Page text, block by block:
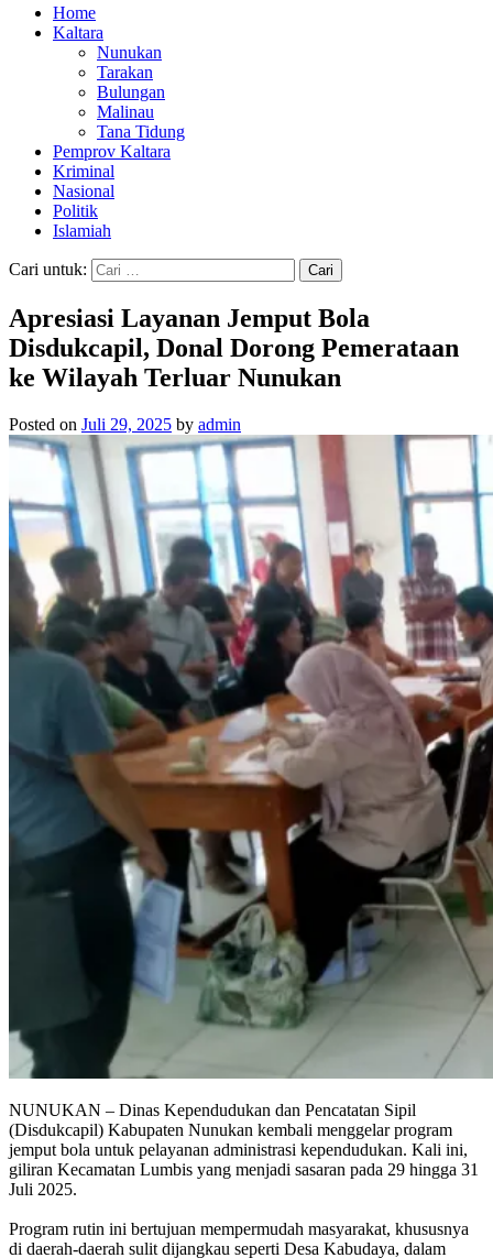
Home
Kaltara
Nunukan
Tarakan
Bulungan
Malinau
Tana Tidung
Pemprov Kaltara
Kriminal
Nasional
Politik
Islamiah
Cari untuk:
Apresiasi Layanan Jemput Bola
Disdukcapil, Donal Dorong Pemerataan
ke Wilayah Terluar Nunukan
Posted on Juli 29, 2025 by admin
NUNUKAN – Dinas Kependudukan dan Pencatatan Sipil
(Disdukcapil) Kabupaten Nunukan kembali menggelar program
jemput bola untuk pelayanan administrasi kependudukan. Kali ini,
giliran Kecamatan Lumbis yang menjadi sasaran pada 29 hingga 31
Juli 2025.
Program rutin ini bertujuan mempermudah masyarakat, khususnya
di daerah-daerah sulit dijangkau seperti Desa Kabudaya, dalam